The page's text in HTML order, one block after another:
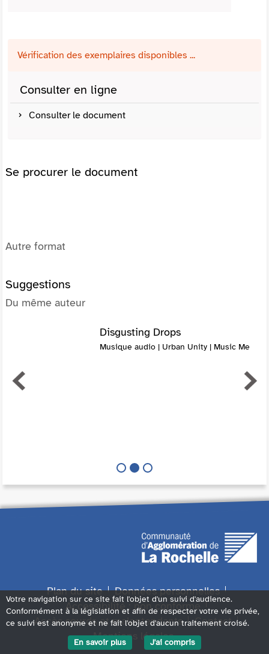
Vérification des exemplaires disponibles ...
Consulter en ligne
Consulter le document
Se procurer le document
Autre format
Suggestions
Du même auteur
Disgusting Drops
Musique audio | Urban Unity | Music Me
Plan du site
Données personnelles
Accessibilité : non conforme
Accès sourds et malentendants
Contact
Mentions légales
Votre navigation sur ce site fait l'objet d'un suivi d'audience.
Conformément à la législation et afin de respecter votre vie privée,
ce suivi est anonyme et ne fait l'objet d'aucun traitement croisé.
En savoir plus
J'ai compris